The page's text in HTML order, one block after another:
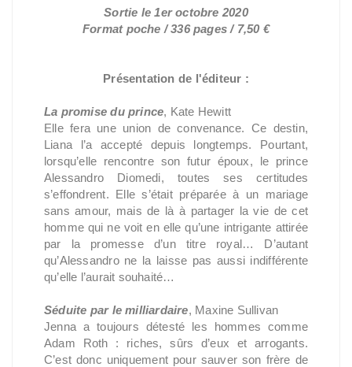
Sortie le 1er octobre 2020
Format poche / 336 pages / 7,50 €
Présentation de l'éditeur :
La promise du prince, Kate Hewitt
Elle fera une union de convenance. Ce destin,
Liana l’a accepté depuis longtemps. Pourtant,
lorsqu’elle rencontre son futur époux, le prince
Alessandro Diomedi, toutes ses certitudes
s’effondrent. Elle s’était préparée à un mariage
sans amour, mais de là à partager la vie de cet
homme qui ne voit en elle qu’une intrigante attirée
par la promesse d’un titre royal… D’autant
qu’Alessandro ne la laisse pas aussi indifférente
qu’elle l’aurait souhaité…
Séduite par le milliardaire, Maxine Sullivan
Jenna a toujours détesté les hommes comme
Adam Roth : riches, sûrs d’eux et arrogants.
C’est donc uniquement pour sauver son frère de